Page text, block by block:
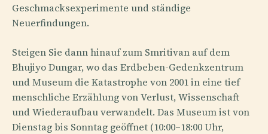
Geschmacksexperimente und ständige
Neuerfindungen.
Steigen Sie dann hinauf zum Smritivan auf dem
Bhujiyo Dungar, wo das Erdbeben-Gedenkzentrum
und Museum die Katastrophe von 2001 in eine tief
menschliche Erzählung von Verlust, Wissenschaft
und Wiederaufbau verwandelt. Das Museum ist von
Dienstag bis Sonntag geöffnet (10:00–18:00 Uhr,